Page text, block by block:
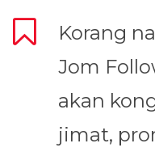
Korang
Jom
akan
jimat,